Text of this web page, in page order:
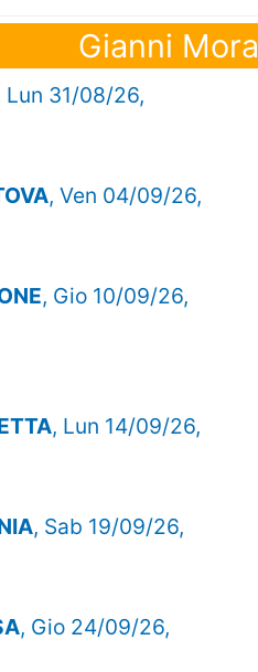
Gianni
Lun 31/08/26,
, Ven 04/09/26,
, Gio 10/09/26,
, Lun 14/09/26,
, Sab 19/09/26,
, Gio 24/09/26,